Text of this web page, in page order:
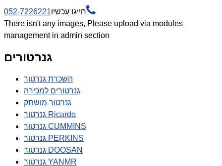
חייגו עכשיו052-7226221 
There isn't any images, Please upload via modules
management in admin section
גנרטורים
השכרת גנרטור
גנרטורים למכירה
גנרטור מושתק
גנרטור Ricardo
גנרטור CUMMINS
גנרטור PERKINS
גנרטור DOOSAN
גנרטור YANMR